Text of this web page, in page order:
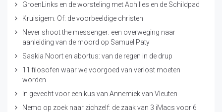
GroenLinks en de worsteling met Achilles en de Schildpad
Kruisigem. Of: de voorbeeldige christen
Never shoot the messenger: een overweging naar
aanleiding van de moord op Samuel Paty
Saskia Noort en abortus: van de regen in de drup
11 filosofen waar we voorgoed van verlost moeten
worden
In gevecht voor een kus van Annemiek van Vleuten
Nemo op zoek naar zichzelf: de zaak van 3 iMacs voor 6